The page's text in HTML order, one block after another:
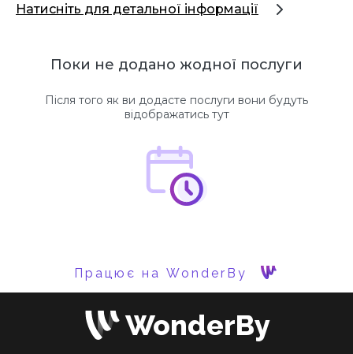
Натисніть для детальної інформації
Поки не додано жодної послуги
Після того як ви додасте послуги вони будуть
відображатись тут
Працює на WonderBy
WonderBy